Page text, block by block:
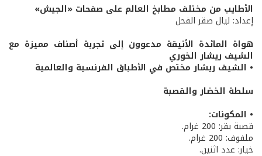
الأطايب من مختلف مطابخ العالم على صفحات «الجيش»
إعداد: ليال صقر الفحل
هواة المائدة الأنيقة مدعوون إلى تجربة أصناف مميزة مع
الشيف ريشار الخوري
• الشيف ريشار مختص في الأطباق الفرنسية والعالمية
سلطة الخضار والقصبة
• المكونات:
قصبة بقر: 200 غرام.
ملفوف: 200 غرام.
خيار: عدد اثنين.